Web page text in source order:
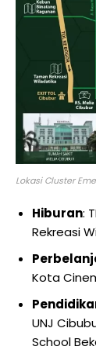
Lokasi Cluster
Hiburan:
Rekreasi
Kota
UNJ
School